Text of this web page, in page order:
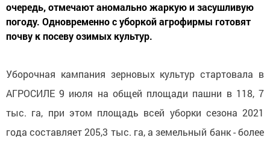
очередь, отмечают аномально жаркую и засушливую
погоду. Одновременно с уборкой агрофирмы готовят
почву к посеву озимых культур.
Уборочная кампания зерновых культур стартовала в
АГРОСИЛЕ 9 июля на общей площади пашни в 118, 7
тыс. га, при этом площадь всей уборки сезона 2021
года составляет 205,3 тыс. га, а земельный банк - более